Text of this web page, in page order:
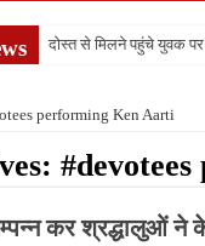
दोस्त से मिलने पहुंचे युवक पर
फर्जी रसीदों से 1.40 करोड़
गाड़ियों में तोड़फोड़ के बाद
प्रयागराज में युवाओं की आवाज
performing Ken Aarti
कर श्रद्धालुओं ने